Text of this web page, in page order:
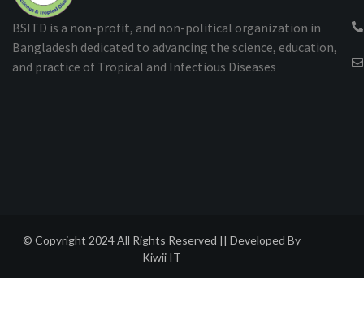
BSITD is a non-profit, and non-political organization in
Bangladesh dedicated to advancing the science, education,
and practice of Tropical and Infectious Diseases
© Copyright 2024 All Rights Reserved || Developed By
Kiwii IT